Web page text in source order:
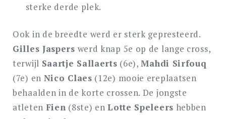
sterke derde plek.
Ook in de breedte werd er sterk gepresteerd.
Gilles Jaspers werd knap 5e op de lange cross,
terwijl Saartje Sallaerts (6e),Mahdi Sirfouq
(7e) en Nico Claes (12e) mooie ereplaatsen
behaalden in de korte crossen. De jongste
atleten Fien (8ste) enLotte Speleers hebben